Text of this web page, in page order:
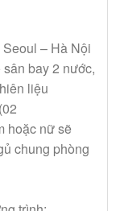
– Hà Nội
bay 2 nước,
liệu
hoặc nữ sẽ
chung phòng